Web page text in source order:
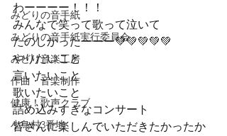
みどりの音手紙
みどりの音手紙実行委員会
みどり音楽工房
作曲・音楽制作
健康！歌声クラブ
小鳥村3番地
わーーーー！！！
みんなで笑って歌って泣いて
たのしかったーーー💚💚💚💚💚
やりたいこと
言いたいこと
歌いたいこと
詰め込みすぎなコンサート
皆さんに楽しんでいただきたかったか